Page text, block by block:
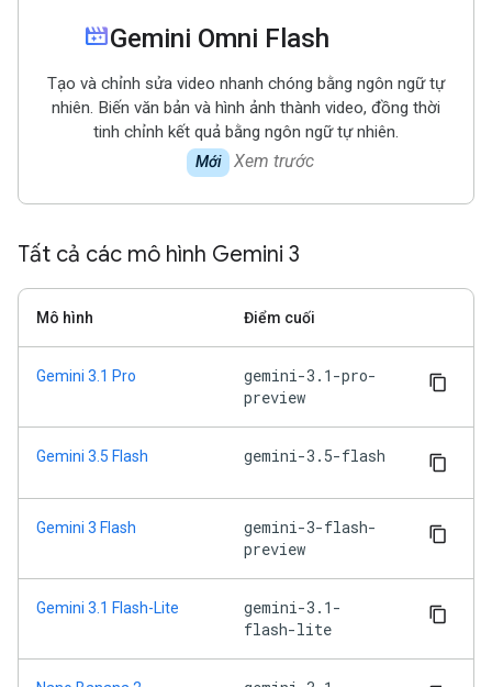
movie_filterGemini Omni Flash
Tạo và chỉnh sửa video nhanh chóng bằng ngôn ngữ tự
nhiên. Biến văn bản và hình ảnh thành video, đồng thời
tinh chỉnh kết quả bằng ngôn ngữ tự nhiên.
Mới Xem trước
Tất cả các mô hình Gemini 3
Mô hình Điểm cuối
Gemini 3.1 Pro
gemini-3.1-pro-
preview
Gemini 3.5 Flash gemini-3.5-flash
Gemini 3 Flash
gemini-3-flash-
preview
Gemini 3.1 Flash-Lite
gemini-3.1-
flash-lite